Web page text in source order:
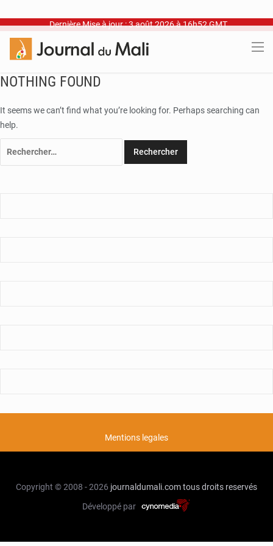
Dernière Mise à jour : 3 août 2026 à 16h52 GMT
NOTHING FOUND
It seems we can’t find what you’re looking for. Perhaps searching can
help.
Mentions legales
Copyright © 2008 - 2026 journaldumali.comtous droits reservés
Développé par